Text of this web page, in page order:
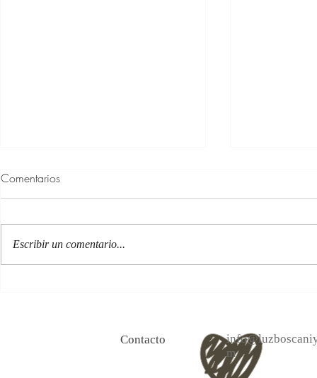
Comentarios
Escribir un comentario...
Contacto
m